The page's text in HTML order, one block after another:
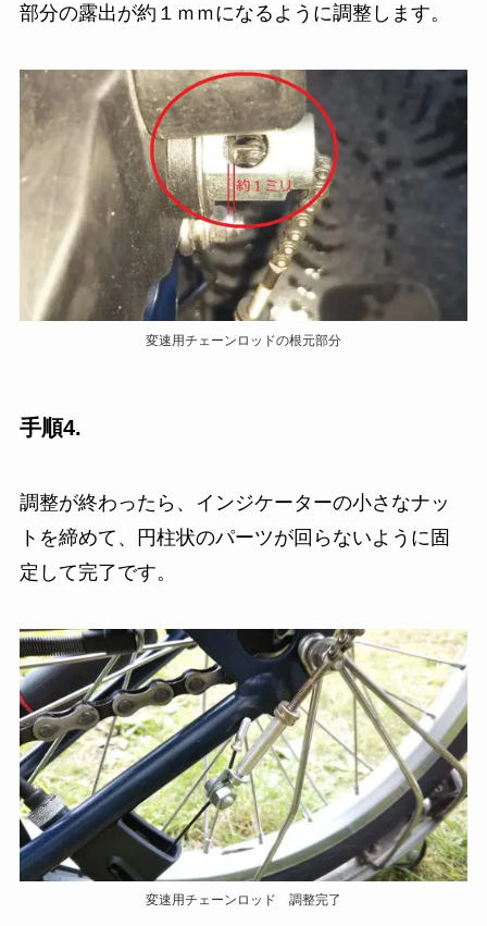
部分の露出が約１ｍｍになるように調整します。
変速用チェーンロッドの根元部分
手順4.
調整が終わったら、インジケーターの小さなナッ
トを締めて、円柱状のパーツが回らないように固
定して完了です。
変速用チェーンロッド 調整完了